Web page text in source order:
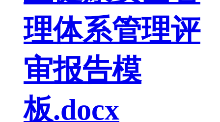
理体系管理评
审报告模
板.docx